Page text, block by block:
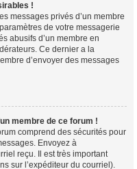
!
messages privés d’un membre
de votre messagerie
abusifs d’un membre en
Ce dernier a la
d’envoyer des messages
membre de ce forum !
comprend des sécurités pour
Envoyez à
reçu. Il est très important
sur l’expéditeur du courriel).